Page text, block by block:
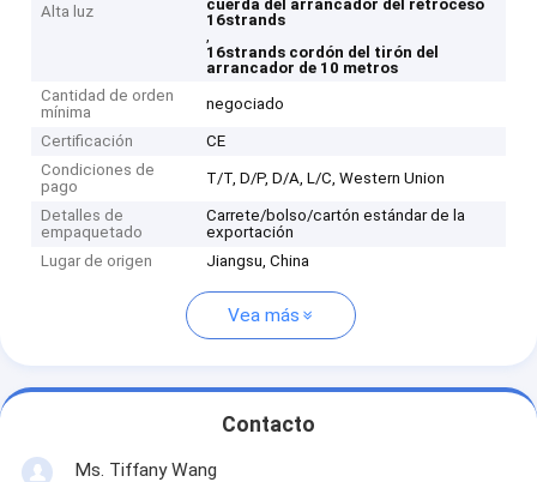
Alta luz
cuerda del arrancador del retroceso
16strands
,
16strands cordón del tirón del
arrancador de 10 metros
Cantidad de orden
mínima
negociado
Certificación
CE
Condiciones de
pago
T/T, D/P, D/A, L/C, Western Union
Detalles de
empaquetado
Carrete/bolso/cartón estándar de la
exportación
Lugar de origen
Jiangsu, China
Vea más
Contacto
Ms. Tiffany Wang